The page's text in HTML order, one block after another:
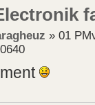
» 01